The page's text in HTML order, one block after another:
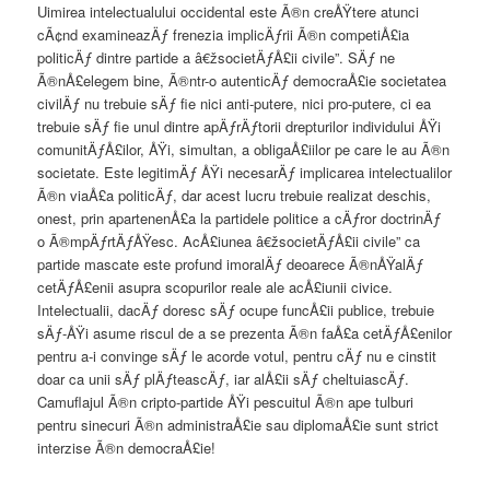
Uimirea intelectualului occidental este Ã®n creÅŸtere atunci
cÃ¢nd examineazÄƒ frenezia implicÄƒrii Ã®n competiÅ£ia
politicÄƒ dintre partide a â€žsocietÄƒÅ£ii civile”. SÄƒ ne
Ã®nÅ£elegem bine, Ã®ntr-o autenticÄƒ democraÅ£ie societatea
civilÄƒ nu trebuie sÄƒ fie nici anti-putere, nici pro-putere, ci ea
trebuie sÄƒ fie unul dintre apÄƒrÄƒtorii drepturilor individului ÅŸi
comunitÄƒÅ£ilor, ÅŸi, simultan, a obligaÅ£iilor pe care le au Ã®n
societate. Este legitimÄƒ ÅŸi necesarÄƒ implicarea intelectualilor
Ã®n viaÅ£a politicÄƒ, dar acest lucru trebuie realizat deschis,
onest, prin apartenenÅ£a la partidele politice a cÄƒror doctrinÄƒ
o Ã®mpÄƒrtÄƒÅŸesc. AcÅ£iunea â€žsocietÄƒÅ£ii civile” ca
partide mascate este profund imoralÄƒ deoarece Ã®nÅŸalÄƒ
cetÄƒÅ£enii asupra scopurilor reale ale acÅ£iunii civice.
Intelectualii, dacÄƒ doresc sÄƒ ocupe funcÅ£ii publice, trebuie
sÄƒ-ÅŸi asume riscul de a se prezenta Ã®n faÅ£a cetÄƒÅ£enilor
pentru a-i convinge sÄƒ le acorde votul, pentru cÄƒ nu e cinstit
doar ca unii sÄƒ plÄƒteascÄƒ, iar alÅ£ii sÄƒ cheltuiascÄƒ.
Camuflajul Ã®n cripto-partide ÅŸi pescuitul Ã®n ape tulburi
pentru sinecuri Ã®n administraÅ£ie sau diplomaÅ£ie sunt strict
interzise Ã®n democraÅ£ie!